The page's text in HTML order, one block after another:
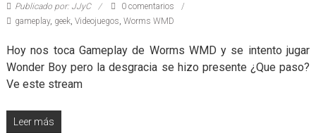
Publicado por: JJyC
0 comentarios
gameplay, geek, Videojuegos Worms WMD
Hoy nos toca Gameplay de Worms WMD y se intento jugar
Wonder Boy pero la desgracia se hizo presente ¿Que paso?
Ve este stream
Leer más